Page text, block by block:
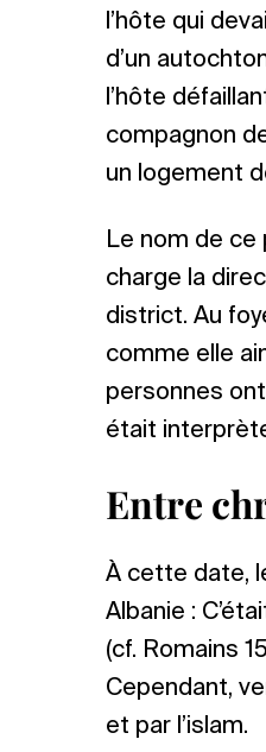
l’hôte qui
d’un
l’hôte
compagnon
un logement
Le nom de ce
charge la
district. Au
comme elle
personnes
était
Entre
À cette date,
Albanie :
(cf. Romains
Cependant,
et par l’islam.